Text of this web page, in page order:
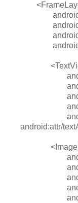
android:attr/